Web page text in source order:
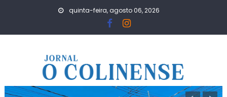
quinta-feira, agosto 06, 2026